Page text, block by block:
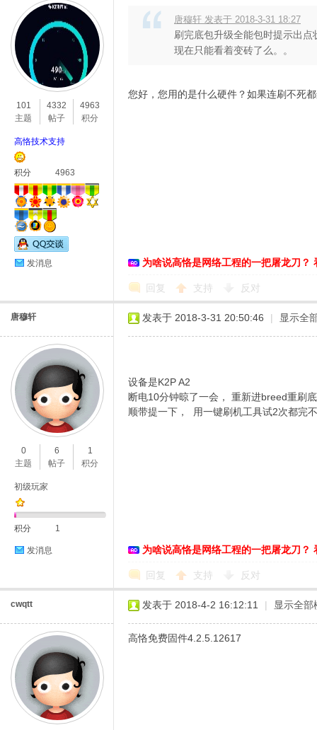
101
主题
4332
帖子
4963
积分
高恪技术支持
积分 4963
发消息
唐穆轩 发表于 2018-3-31 18:27
刷完底包升级全能包时提示出
现在只能看着变砖了么。。
您好，您用的是什么硬件？如果连刷不死
为啥说高恪是网络工程的一把屠龙刀？
回复 支持 反对
唐穆轩
0
主题
6
帖子
1
积分
初级玩家
积分 1
发消息
发表于 2018-3-31 20:50:46 | 显示全
设备是K2P A2
断电10分钟晾了一会， 重新进breed重刷
顺带提一下， 用一键刷机工具试2次都完
为啥说高恪是网络工程的一把屠龙刀？
回复 支持 反对
cwqtt 发表于 2018-4-2 16:12:11 | 显示全部
高恪免费固件4.2.5.12617